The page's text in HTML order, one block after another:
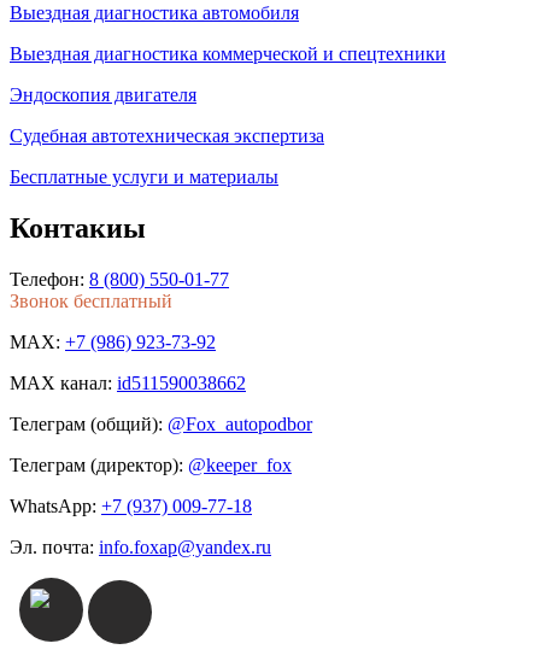
Выездная диагностика автомобиля
Выездная диагностика коммерческой и спецтехники
Эндоскопия двигателя
Судебная автотехническая экспертиза
Бесплатные услуги и материалы
Контакиы
Телефон: 8 (800) 550-01-77
Звонок бесплатный
MAX: +7 (986) 923-73-92
MAX канал: id511590038662
Телеграм (общий): @Fox_autopodbor
Телеграм (директор): @keeper_fox
WhatsApp: +7 (937) 009-77-18
Эл. почта: info.foxap@yandex.ru